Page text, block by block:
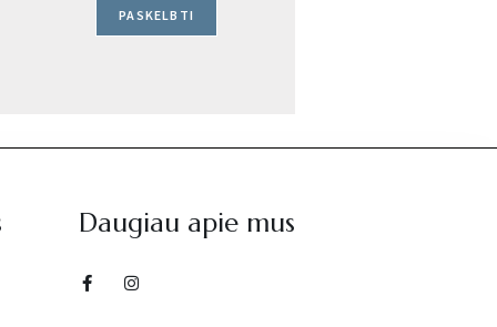
Daugiau apie mus